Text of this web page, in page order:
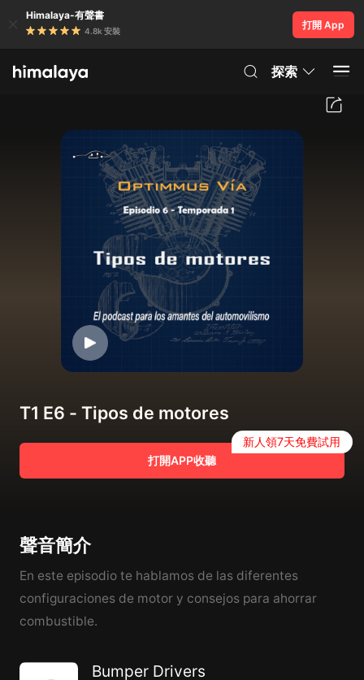
Himalaya-有聲書
4.8k 安裝
打開 App
探索
T1 E6 - Tipos de motores
打開APP收聽
新人領7天免費試用
聲音簡介
En este episodio te hablamos de las diferentes
configuraciones de motor y consejos para ahorrar
combustible.
Bumper Drivers